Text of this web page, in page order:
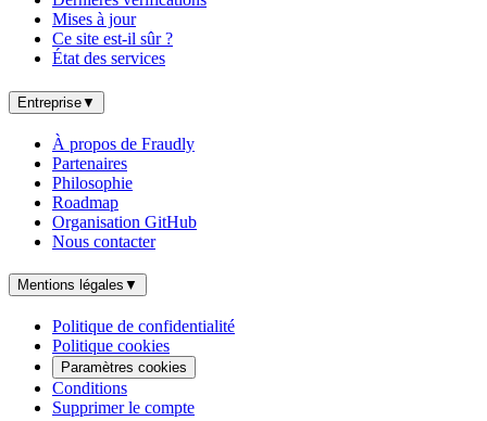
Mises à jour
Ce site est-il sûr ?
État des services
Entreprise▼
À propos de Fraudly
Partenaires
Philosophie
Roadmap
Organisation GitHub
Nous contacter
Mentions légales ▼
Politique de confidentialité
Politique cookies
Paramètres cookies
Conditions
Supprimer le compte